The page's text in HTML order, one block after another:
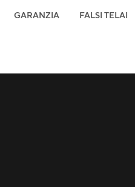
GARANZIA FALSI TELAI